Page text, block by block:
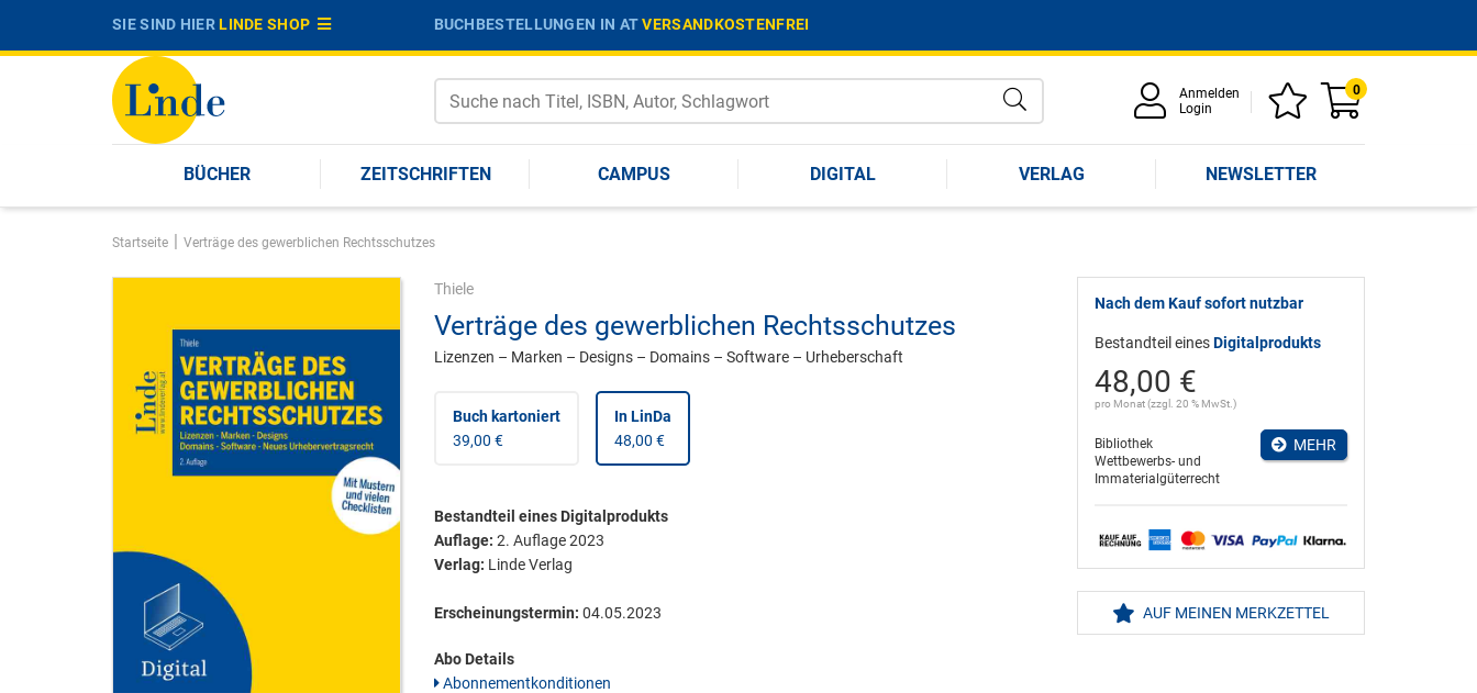
SIE SIND HIERLINDE SHOP BUCHBESTELLUNGEN IN ATVERSANDKOSTENFREI
Anmelden
Login
0
BÜCHER ZEITSCHRIFTEN CAMPUS DIGITAL VERLAG NEWSLETTER
Startseite | Verträge des gewerblichen Rechtsschutzes
Thiele
Verträge des gewerblichen Rechtsschutzes
Lizenzen – Marken – Designs – Domains – Software – Urheberschaft
Buch kartoniert
39,00 €
In LinDa
48,00 €
Bestandteil eines Digitalprodukts
Auflage: 2. Auflage 2023
Verlag: Linde Verlag
Erscheinungstermin: 04.05.2023
Abo Details
Abonnementkonditionen
Nach dem Kauf sofort nutzbar
Bestandteil einesDigitalprodukts
48,00 €
pro Monat (zzgl. 20 % MwSt.)
Bibliothek
Wettbewerbs- und
Immaterialgüterrecht
MEHR
AUF MEINEN MERKZETTEL